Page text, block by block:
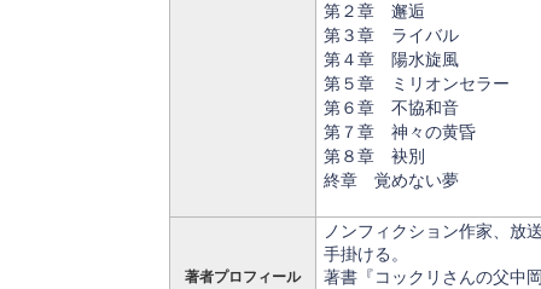
第２章 邂逅
第３章 ライバル
第４章 陽水旋風
第５章 ミリオンセラー
第６章 不協和音
第７章 神々の黄昏
第８章 袂別
終章 覚めない夢
著者プロフィール
ノンフィクション作家、放
手掛ける。
著書『コックリさんの父中